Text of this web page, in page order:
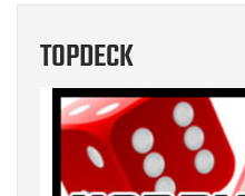
TOPDECK